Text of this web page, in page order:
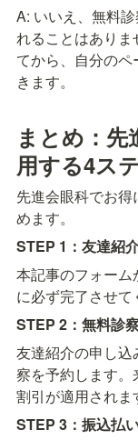
A: いいえ、無料
れることはあり
てから、自分の
きます。
まとめ：先
用する4ス
先進会眼科でお
めます。
STEP 1：友達紹
本記事のフォー
に必ず完了させて
STEP 2：無料診
友達紹介の申し
察を予約します
割引が適用されま
STEP 3：振込払